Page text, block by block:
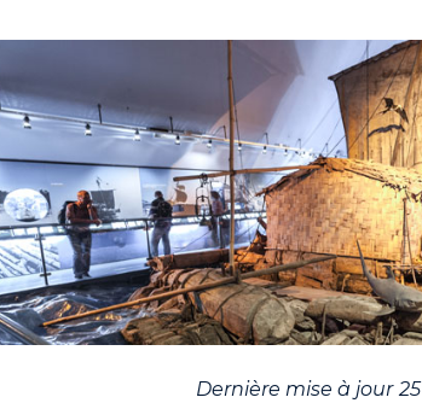
Dernière mise à jour